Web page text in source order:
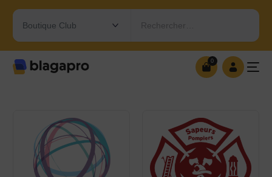
Rechercher…
0